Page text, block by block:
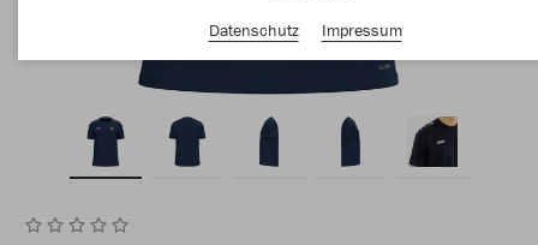
Datenschutz
Impressum